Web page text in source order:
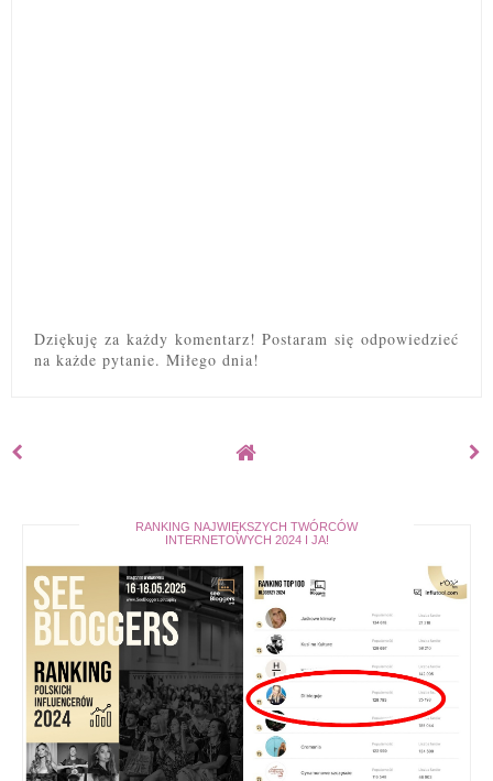
Dziękuję za każdy komentarz! Postaram się odpowiedzieć
na każde pytanie. Miłego dnia!
RANKING NAJWIĘKSZYCH TWÓRCÓW
INTERNETOWYCH 2024 I JA!